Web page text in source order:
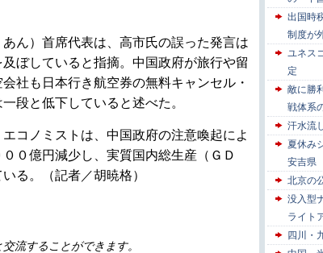
ん）首席代表は、高市氏の誤った発言は
ぼしていると指摘。中国政府が旅行や留
社も日本行き航空券の無料キャンセル・
段と低下していると述べた。
コノミストは、中国政府の注意喚起によ
０億円減少し、実質国内総生産（ＧＤ
る。（記者／胡暁格）
流することができます。